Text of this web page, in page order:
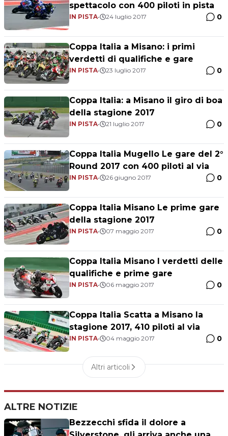
spettacolo con 400 piloti in pista
IN PISTA• 24 luglio 2017 0
Coppa Italia a Misano: i primi
verdetti di qualifiche e gare
IN PISTA• 23 luglio 2017 0
Coppa Italia: a Misano il giro di boa
della stagione 2017
IN PISTA• 21 luglio 2017 0
Coppa Italia Mugello Le gare del 2°
Round 2017 con 400 piloti al via
IN PISTA• 26 giugno 2017 0
Coppa Italia Misano Le prime gare
della stagione 2017
IN PISTA• 07 maggio 2017 0
Coppa Italia Misano I verdetti delle
qualifiche e prime gare
IN PISTA• 06 maggio 2017 0
Coppa Italia Scatta a Misano la
stagione 2017, 410 piloti al via
IN PISTA• 04 maggio 2017 0
Altri articoli
ALTRE NOTIZIE
Bezzecchi sfida il dolore a